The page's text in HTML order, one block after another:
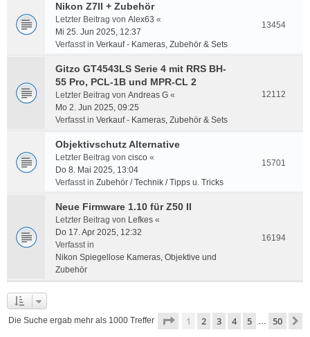
Nikon Z7II + Zubehör
Letzter Beitrag von Alex63 «
Mi 25. Jun 2025, 12:37
Verfasst in Verkauf - Kameras, Zubehör & Sets
13454
Gitzo GT4543LS Serie 4 mit RRS BH-
55 Pro, PCL-1B und MPR-CL 2
Letzter Beitrag von Andreas G «
Mo 2. Jun 2025, 09:25
Verfasst in Verkauf - Kameras, Zubehör & Sets
12112
Objektivschutz Alternative
Letzter Beitrag von cisco «
Do 8. Mai 2025, 13:04
Verfasst in Zubehör / Technik / Tipps u. Tricks
15701
Neue Firmware 1.10 für Z50 II
Letzter Beitrag von Lefkes «
Do 17. Apr 2025, 12:32
Verfasst in
Nikon Spiegellose Kameras, Objektive und
Zubehör
16194
Die Suche ergab mehr als 1000 Treffer Seite 1von 50
1 2 3 4 5 … 50